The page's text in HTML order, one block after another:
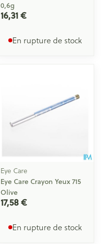
0,6g
16,31 €
En rupture de stock
Eye Care
Eye Care Crayon Yeux 715
Olive
17,58 €
En rupture de stock